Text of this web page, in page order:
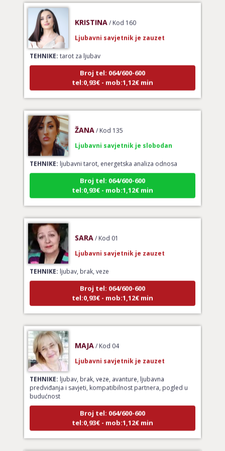
Ljubavni savjetnik je zauzet
TEHNIKE:tarot za ljubav
Broj tel: 064/600-600
tel:0,93€ - mob:1,12€ min
Ljubavni savjetnik je slobodan
TEHNIKE:ljubavni tarot, energetska analiza odnosa
Broj tel: 064/600-600
tel:0,93€ - mob:1,12€ min
Ljubavni savjetnik je zauzet
TEHNIKE:ljubav, brak, veze
Broj tel: 064/600-600
tel:0,93€ - mob:1,12€ min
Ljubavni savjetnik je zauzet
TEHNIKE: ljubav, brak, veze, avanture, ljubavna
predviđanja i savjeti, kompatibilnost partnera, pogled u
budućnost
Broj tel: 064/600-600
tel:0,93€ - mob:1,12€ min